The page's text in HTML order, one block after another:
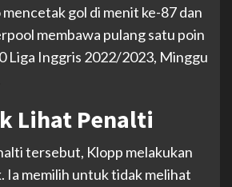
gol di menit ke-87 dan
membawa pulang satu poin
Liga Inggris 2022/2023, Minggu
Lihat Penalti
tersebut, Klopp melakukan
Ia memilih untuk tidak melihat